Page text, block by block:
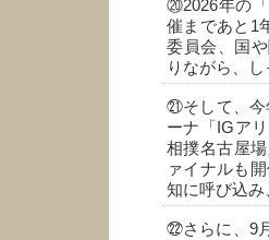
⑳2026年の
催まであと1
委員会、国
りながら、
㉑そして、
ーナ「IGア
相撲名古屋
ァイナルも
知に呼び込
㉒さらに、9